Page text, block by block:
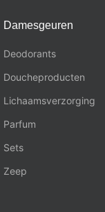
Damesgeuren
Deodorants
Doucheproducten
Lichaamsverzorging
Parfum
Sets
Zeep